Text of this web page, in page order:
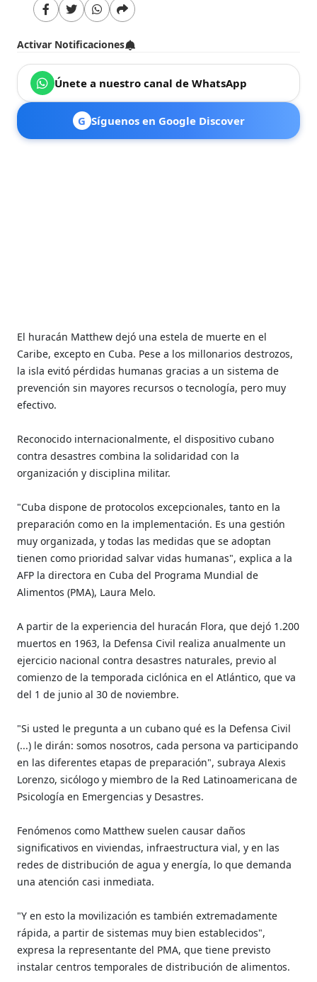
Activar Notificaciones
Únete a nuestro canal de WhatsApp
G Síguenos en Google Discover
El huracán Matthew dejó una estela de muerte en el
Caribe, excepto en Cuba. Pese a los millonarios destrozos,
la isla evitó pérdidas humanas gracias a un sistema de
prevención sin mayores recursos o tecnología, pero muy
efectivo.
Reconocido internacionalmente, el dispositivo cubano
contra desastres combina la solidaridad con la
organización y disciplina militar.
"Cuba dispone de protocolos excepcionales, tanto en la
preparación como en la implementación. Es una gestión
muy organizada, y todas las medidas que se adoptan
tienen como prioridad salvar vidas humanas", explica a la
AFP la directora en Cuba del Programa Mundial de
Alimentos (PMA), Laura Melo.
A partir de la experiencia del huracán Flora, que dejó 1.200
muertos en 1963, la Defensa Civil realiza anualmente un
ejercicio nacional contra desastres naturales, previo al
comienzo de la temporada ciclónica en el Atlántico, que va
del 1 de junio al 30 de noviembre.
"Si usted le pregunta a un cubano qué es la Defensa Civil
(...) le dirán: somos nosotros, cada persona va participando
en las diferentes etapas de preparación", subraya Alexis
Lorenzo, sicólogo y miembro de la Red Latinoamericana de
Psicología en Emergencias y Desastres.
Fenómenos como Matthew suelen causar daños
significativos en viviendas, infraestructura vial, y en las
redes de distribución de agua y energía, lo que demanda
una atención casi inmediata.
"Y en esto la movilización es también extremadamente
rápida, a partir de sistemas muy bien establecidos",
expresa la representante del PMA, que tiene previsto
instalar centros temporales de distribución de alimentos.